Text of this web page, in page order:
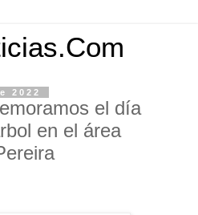
2022
el día
en el área